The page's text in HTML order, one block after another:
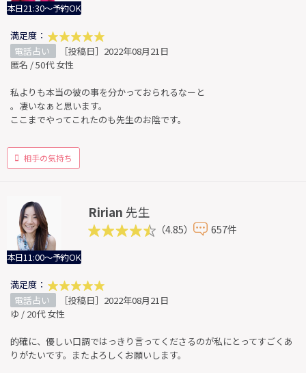
本日21:30～予約OK
満足度：
電話占い
［投稿日］2022年08月21日
匿名 / 50代 女性
私よりも本当の彼の事を分かっておられるなーと
。凄いなぁと思います。
ここまでやってこれたのも先生のお陰です。
相手の気持ち
本日11:00～予約OK
Ririan 先生
（4.85） 657件
満足度：
電話占い
［投稿日］2022年08月21日
ゆ / 20代 女性
的確に、優しい口調ではっきり言ってくださるのが私にとってすごくあ
りがたいです。またよろしくお願いします。